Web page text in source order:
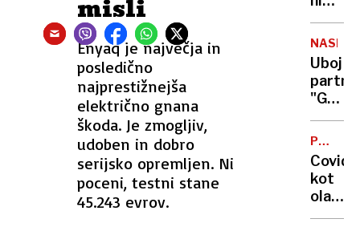
misli
Enyaq je največja in
posledično
najprestižnejša
električno gnana
škoda. Je zmogljiv,
udoben in dobro
serijsko opremljen. Ni
poceni, testni stane
45.243 evrov.
o
o
glede
šteje
samo
ena
stvar
(in
to ni
lupina)
NASILJE
Uboj
"Grozil
je,
da
mi
bo
izrezal
iz
ZLORAB
Covid
kot